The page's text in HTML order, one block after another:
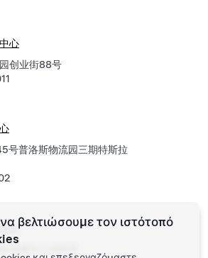
心
创业街88号
号普洛斯物流园三期特斯拉
心
会展中心399号
βελτιώσουμε τον ιστότοπό